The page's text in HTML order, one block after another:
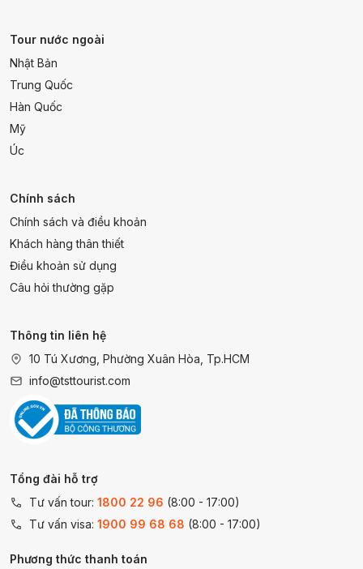
Tour nước ngoài
Nhật Bản
Trung Quốc
Hàn Quốc
Mỹ
Úc
Chính sách
Chính sách và điều khoản
Khách hàng thân thiết
Điều khoản sử dụng
Câu hỏi thường gặp
Thông tin liên hệ
10 Tú Xương, Phường Xuân Hòa, Tp.HCM
info@tsttourist.com
Tổng đài hỗ trợ
Tư vấn tour: 1800 22 96 (8:00 - 17:00)
Tư vấn visa: 1900 99 68 68 (8:00 - 17:00)
Phương thức thanh toán